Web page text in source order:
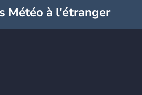
Météo à l'étranger